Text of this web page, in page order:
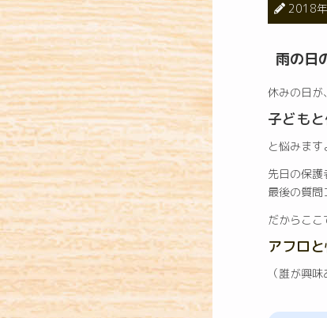
2018
雨の日
休みの日
子ども
と悩みます
先日の保護
最後の質問
だからここ
アフロ
（誰が興味